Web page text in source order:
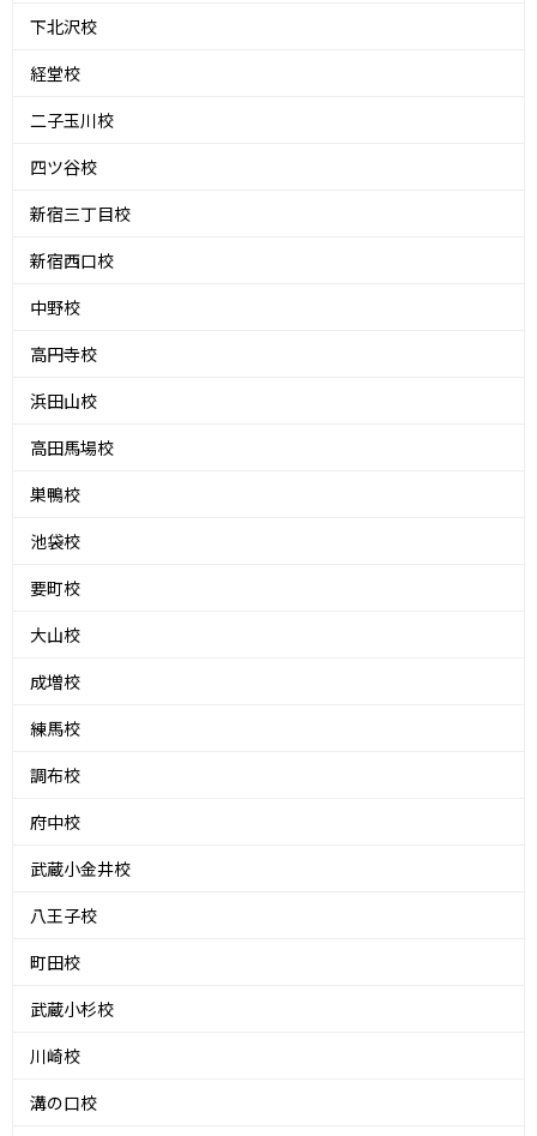
下北沢校
経堂校
二子玉川校
四ツ谷校
新宿三丁目校
新宿西口校
中野校
高円寺校
浜田山校
高田馬場校
巣鴨校
池袋校
要町校
大山校
成増校
練馬校
調布校
府中校
武蔵小金井校
八王子校
町田校
武蔵小杉校
川崎校
溝の口校